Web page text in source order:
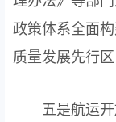
政策体系全面
质量发展先行
五是航运开